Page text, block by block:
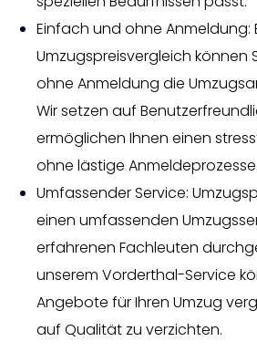
Einfach und ohne Anmeldung:
Umzugspreisvergleich können
ohne Anmeldung die
Wir setzen auf
ermöglichen Ihnen einen
ohne lästige Anmeldeprozesse.
Umfassender Service:
einen umfassenden
erfahrenen Fachleuten
unserem Vorderthal-Service
Angebote für Ihren Umzug
auf Qualität zu verzichten.